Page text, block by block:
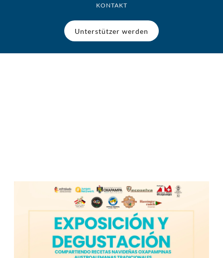
KONTAKT
Unterstützer werden